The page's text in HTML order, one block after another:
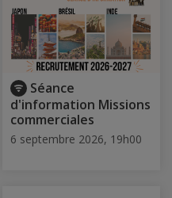
Séance
d'information Missions
commerciales
6 septembre 2026, 19h00